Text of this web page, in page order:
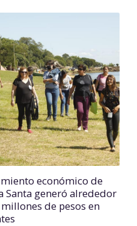
económico de
Santa generó alrededor
de pesos en